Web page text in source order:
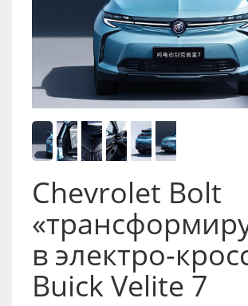
Chevrolet Bolt
в электро-
Buick Velite 7